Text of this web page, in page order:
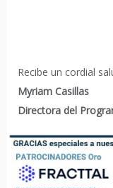
Recibe un cordial
Myriam Casillas
Directora del